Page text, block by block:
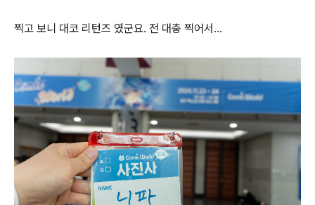
찍고 보니 대코 리턴즈 였군요. 전 대충 찍어서...